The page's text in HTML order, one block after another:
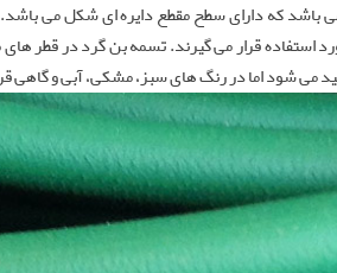
که دارای سطح مقطع دایره ای شکل می باشد.
می شود اما در رنگ های سبز، مشکی، آبی و گاهی